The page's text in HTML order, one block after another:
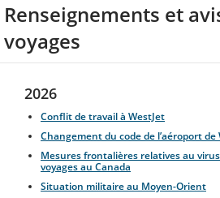
Renseignements et
voyages
2026
Conflit de travail à WestJet
Changement du code de l’aéroport de
Mesures frontalières relatives au
voyages au Canada
Situation militaire au Moyen-Orient